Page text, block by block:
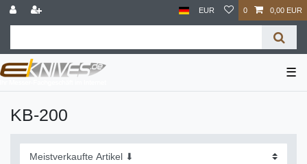
EUR 0 0,00 EUR
☰
KB-200